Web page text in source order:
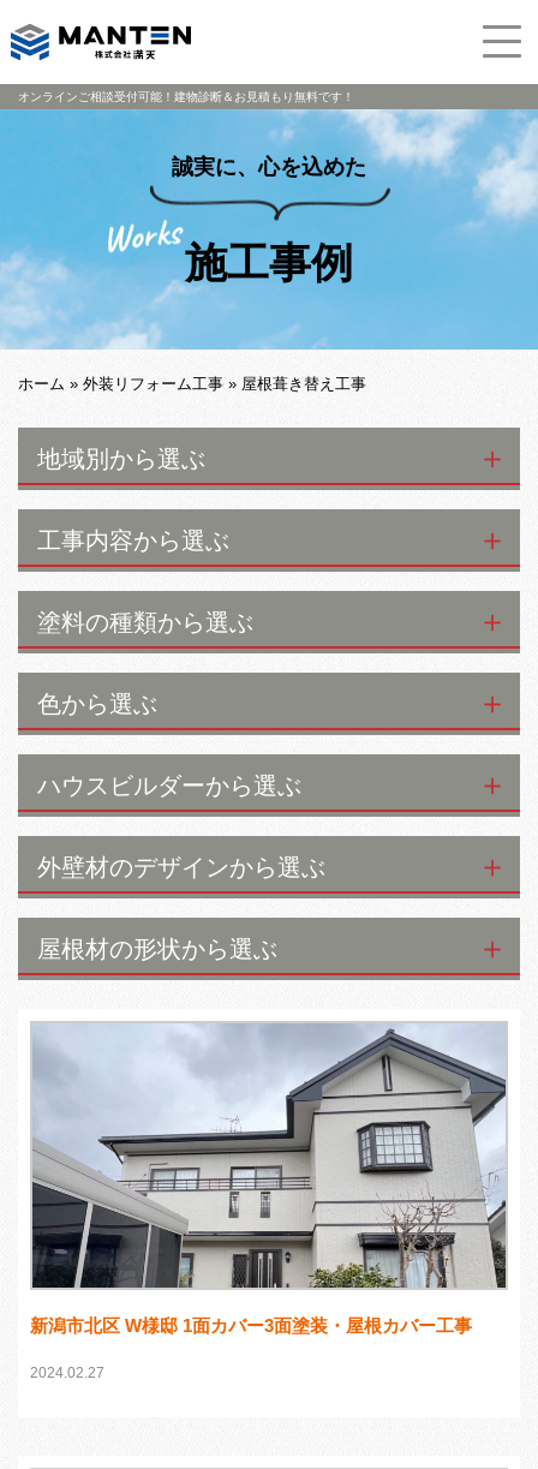
オンラインご相談受付可能！建物診断＆お見積もり無料です！
誠実に、心を込めた
施工事例
ホーム » 外装リフォーム工事 » 屋根葺き替え工事
地域別から選ぶ
工事内容から選ぶ
塗料の種類から選ぶ
色から選ぶ
ハウスビルダーから選ぶ
外壁材のデザインから選ぶ
屋根材の形状から選ぶ
新潟市北区 W様邸 1面カバー3面塗装・屋根カバー工事
2024.02.27